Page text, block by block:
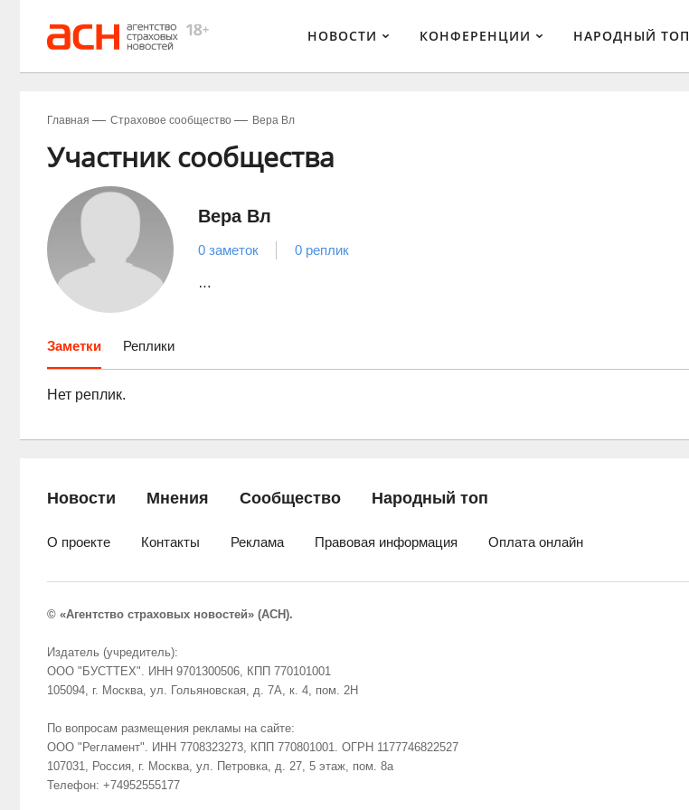
НОВОСТИ КОНФЕРЕНЦИИ НАРОДНЫЙ ТОП
Главная Страховое сообщество Вера Вл
Участник сообщества
Вера Вл
0 заметок 0 реплик
…
Заметки Реплики
Нет реплик.
Новости Мнения Сообщество Народный топ
О проекте Контакты Реклама Правовая информация Оплата онлайн
© «Агентство страховых новостей» (АСН).
Издатель (учредитель):
ООО "БУСТТЕХ". ИНН 9701300506, КПП 770101001
105094, г. Москва, ул. Гольяновская, д. 7А, к. 4, пом. 2Н
По вопросам размещения рекламы на сайте:
ООО "Регламент". ИНН 7708323273, КПП 770801001. ОГРН 1177746822527
107031, Россия, г. Москва, ул. Петровка, д. 27, 5 этаж, пом. 8а
Телефон: +74952555177